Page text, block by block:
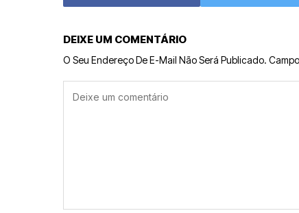
DEIXE UM COMENTÁRIO
O Seu Endereço De E-Mail Não Será Publicado.